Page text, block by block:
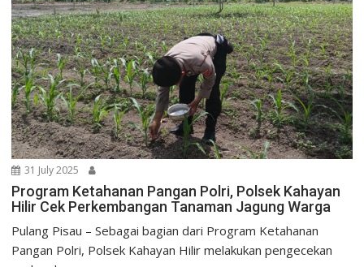
31 July 2025
Program Ketahanan Pangan Polri, Polsek Kahayan
Hilir Cek Perkembangan Tanaman Jagung Warga
Pulang Pisau – Sebagai bagian dari Program Ketahanan
Pangan Polri, Polsek Kahayan Hilir melakukan pengecekan